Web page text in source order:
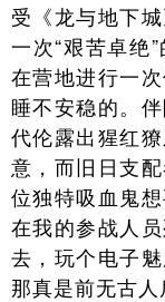
受《龙与地下
一次“艰苦卓绝
在营地进行一
睡不安稳的。
代伦露出猩红
意，而旧日支
位独特吸血鬼
在我的参战人
去，玩个电子
那真是前无古人